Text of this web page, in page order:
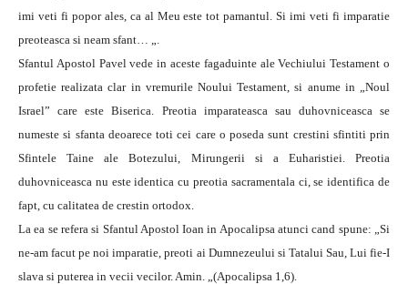
imi veti fi popor ales, ca al Meu este tot pamantul. Si imi veti fi imparatie
preoteasca si neam sfant… „.
Sfantul Apostol Pavel vede in aceste fagaduinte ale Vechiului Testament o
profetie realizata clar in vremurile Noului Testament, si anume in „Noul
Israel” care este Biserica. Preotia imparateasca sau duhovniceasca se
numeste si sfanta deoarece toti cei care o poseda sunt crestini sfintiti prin
Sfintele Taine ale Botezului, Mirungerii si a Euharistiei. Preotia
duhovniceasca nu este identica cu preotia sacramentala ci, se identifica de
fapt, cu calitatea de crestin ortodox.
La ea se refera si Sfantul Apostol Ioan in Apocalipsa atunci cand spune: „Si
ne-am facut pe noi imparatie, preoti ai Dumnezeului si Tatalui Sau, Lui fie-I
slava si puterea in vecii vecilor. Amin. „(Apocalipsa 1,6).